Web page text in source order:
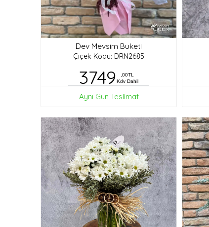
Dev Mevsim Buketi
Çiçek Kodu: DRN2685
3749
,00TL
Kdv Dahil
Aynı Gün Teslimat